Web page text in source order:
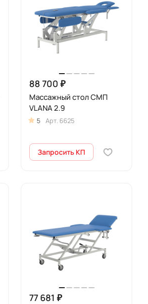
88 700 ₽
Массажный стол СМП
VLANA 2.9
5 Арт. 6625
Запросить КП
77 681 ₽